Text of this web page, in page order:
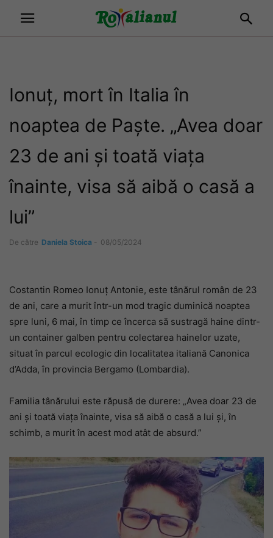
Ionuț, mort în Italia în
noaptea de Paște. „Avea doar
23 de ani și toată viața
înainte, visa să aibă o casă a
lui”
De către Daniela Stoica - 08/05/2024
Costantin Romeo Ionuț Antonie, este tânărul român de 23
de ani, care a murit într-un mod tragic duminică noaptea
spre luni, 6 mai, în timp ce încerca să sustragă haine dintr-
un container galben pentru colectarea hainelor uzate,
situat în parcul ecologic din localitatea italiană Canonica
d’Adda, în provincia Bergamo (Lombardia).
Familia tânărului este răpusă de durere: „Avea doar 23 de
ani și toată viața înainte, visa să aibă o casă a lui și, în
schimb, a murit în acest mod atât de absurd.”